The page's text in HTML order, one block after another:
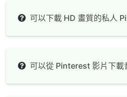
可以下載 HD 畫質的私人
可以從 Pinterest 影片下載